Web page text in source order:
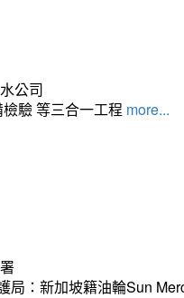
公司
驗 等三合一工程 more...
局：新加坡籍油輪Sun